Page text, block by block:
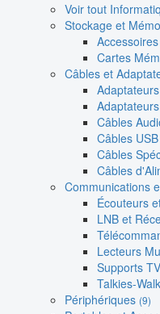
Voir tout
Stockage et
Cartes
Câbles et
Câbles
Câbles
Câbles
Câbles
Communications
Écouteurs
LNB et
Lecteurs
Supports TV
Talkies-
Périphériques (9)